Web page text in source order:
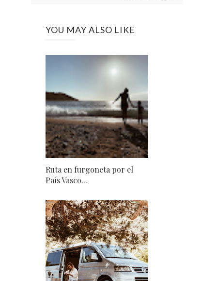
YOU MAY ALSO LIKE
Ruta en furgoneta por el
País Vasco...